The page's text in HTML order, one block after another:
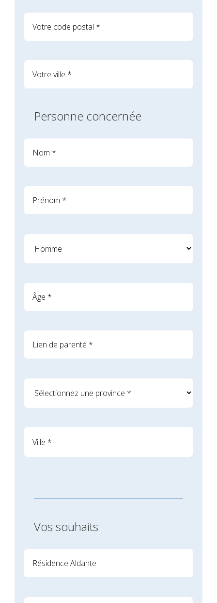
Personne concernée
Vos souhaits